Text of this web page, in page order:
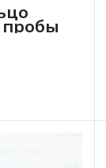
пробы